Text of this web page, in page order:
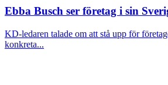
Ebba Busch ser företag i sin
KD-ledaren talade om att stå upp för
konkreta...